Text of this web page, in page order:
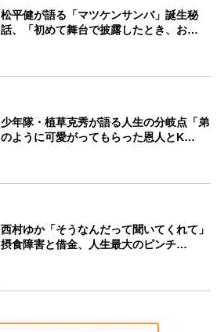
松平健が語る「マツケンサンバ」誕生秘
話、「初めて舞台で披露したとき、お…
少年隊・植草克秀が語る人生の分岐点「弟
のように可愛がってもらった恩人とK…
西村ゆか「そうなんだって聞いてくれて」
摂食障害と借金、人生最大のピンチ…